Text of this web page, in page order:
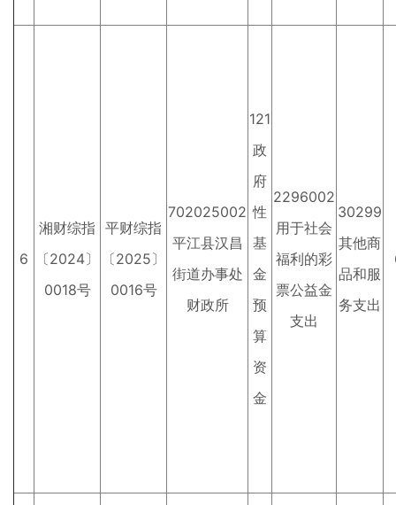
6
湘财综指
〔2024〕
0018号
平财综指
〔2025〕
0016号
702025002
平江县汉昌
街道办事处
财政所
121
政
府
性
基
金
预
算
资
金
2296002
用于社会
福利的彩
票公益金
支出
30299
其他商
品和服
务支出